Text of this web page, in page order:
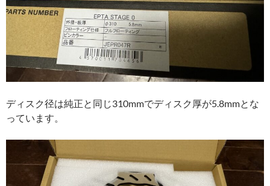
ディスク径は純正と同じ310mmでディスク厚が5.8mmとな
っています。